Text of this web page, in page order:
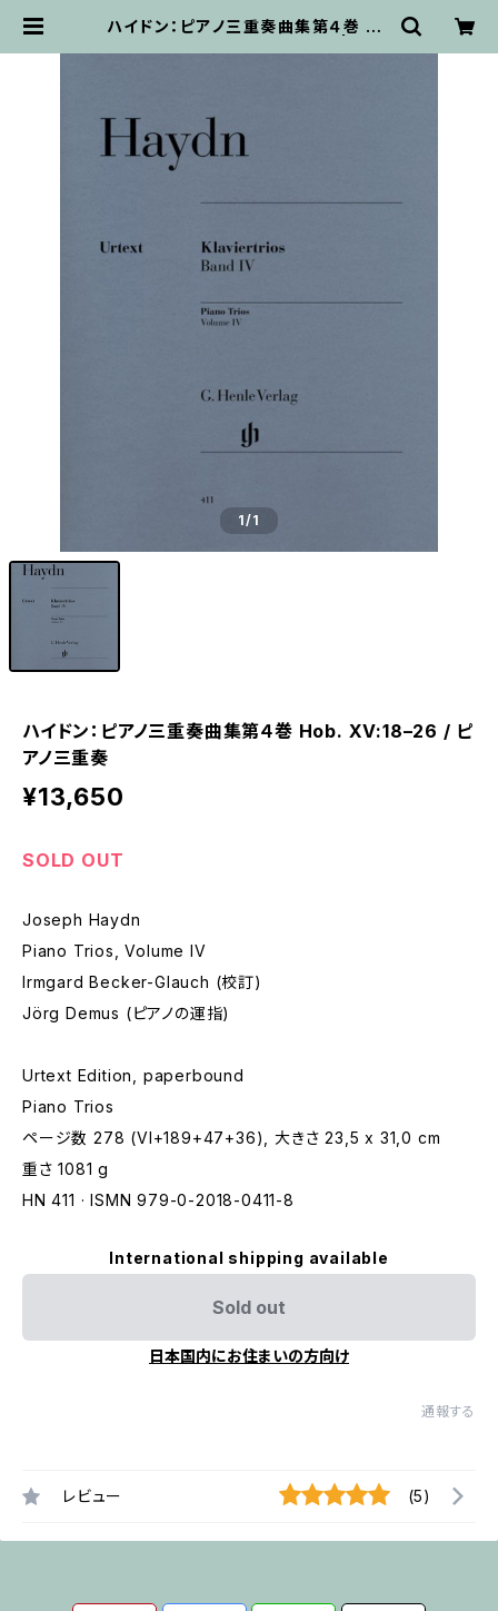
ハイドン：ピアノ三重奏曲集第４巻 Ho
1/1
ハイドン：ピアノ三重奏曲集第４巻 Hob. XV:18–26 / ピ
アノ三重奏
¥13,650
SOLD OUT
Joseph Haydn
Piano Trios, Volume IV
Irmgard Becker-Glauch (校訂)
Jörg Demus (ピアノの運指)
Urtext Edition, paperbound
Piano Trios
ページ数 278 (VI+189+47+36), 大きさ 23,5 x 31,0 cm
重さ 1081 g
HN 411 · ISMN 979-0-2018-0411-8
International shipping available
Sold out
日本国内にお住まいの方向け
通報する
レビュー (5)